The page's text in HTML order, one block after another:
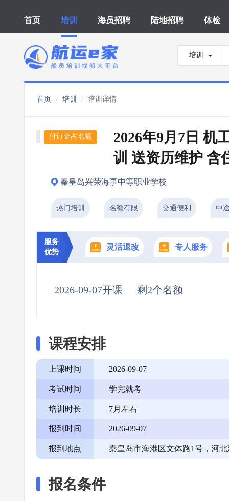
首页 培训 海员招聘 陆地招聘 体检
培训
首页 培训 培训详情
付订金占名额
2026年9月7日 机
训 送资历维护 含
秦皇岛兴荣海事中等职业学校
热门培训 名额有限 交通便利 中
服务
优势
灵活退改 专人服务
2026-09-07开课 剩2个名额
课程安排
上课时间 2026-09-07
考试时间 学完就考
培训时长 7月左右
报到时间 2026-09-07
报到地点 秦皇岛市海港区文体路1号，河
报名条件